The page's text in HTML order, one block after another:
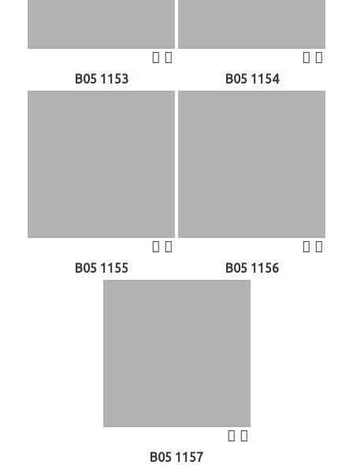
B05 1153 B05 1154
B05 1155 B05 1156
B05 1157